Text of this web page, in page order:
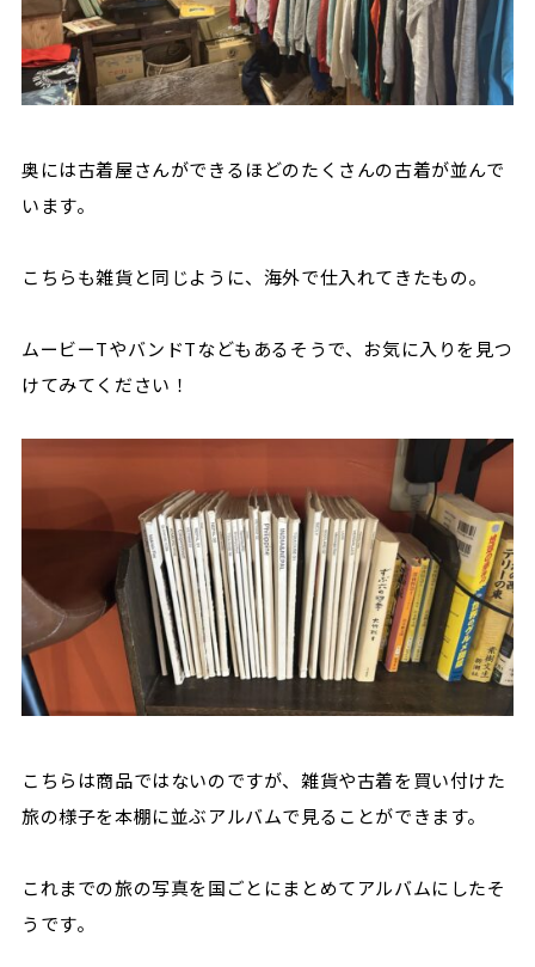
奥には古着屋さんができるほどのたくさんの古着が並んで
います。
こちらも雑貨と同じように、海外で仕入れてきたもの。
ムービーTやバンドTなどもあるそうで、お気に入りを見つ
けてみてください！
こちらは商品ではないのですが、雑貨や古着を買い付けた
旅の様子を本棚に並ぶアルバムで見ることができます。
これまでの旅の写真を国ごとにまとめてアルバムにしたそ
うです。